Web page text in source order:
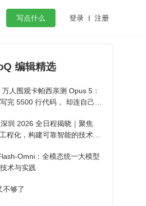
写点什么 登录 注册
flutter
编辑精选
人围观卡帕西亲测 Opus 5：
完 5500 行代码， 却连自己写
圳 2026 全日程揭晓｜聚焦
程化，构建可靠智能的技术路
Omni：全模态统一大模型
术与实践
不够了